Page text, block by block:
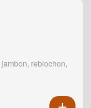
reblochon,